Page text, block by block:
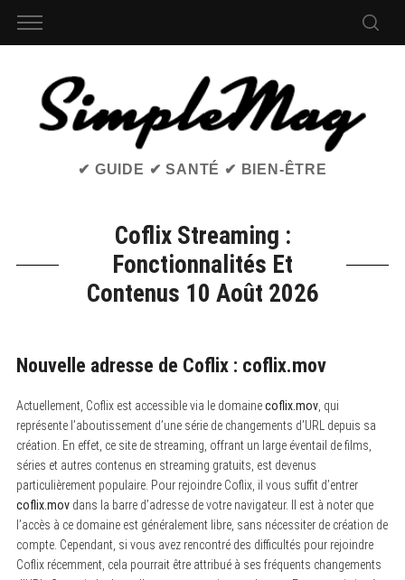
✔ GUIDE ✔ SANTÉ ✔ BIEN-ÊTRE
Coflix Streaming :
Fonctionnalités Et
Contenus 10 Août 2026
Nouvelle adresse de Coflix : coflix.mov
Actuellement, Coflix est accessible via le domainecoflix.mov, qui
représente l’aboutissement d’une série de changements d’URL depuis sa
création. En effet, ce site de streaming, offrant un large éventail de films,
séries et autres contenus en streaming gratuits, est devenus
particulièrement populaire. Pour rejoindre Coflix, il vous suffit d’entrer
coflix.movdans la barre d’adresse de votre navigateur. Il est à noter que
l’accès à ce domaine est généralement libre, sans nécessiter de création de
compte. Cependant, si vous avez rencontré des difficultés pour rejoindre
Coflix récemment, cela pourrait être attribué à ses fréquents changements